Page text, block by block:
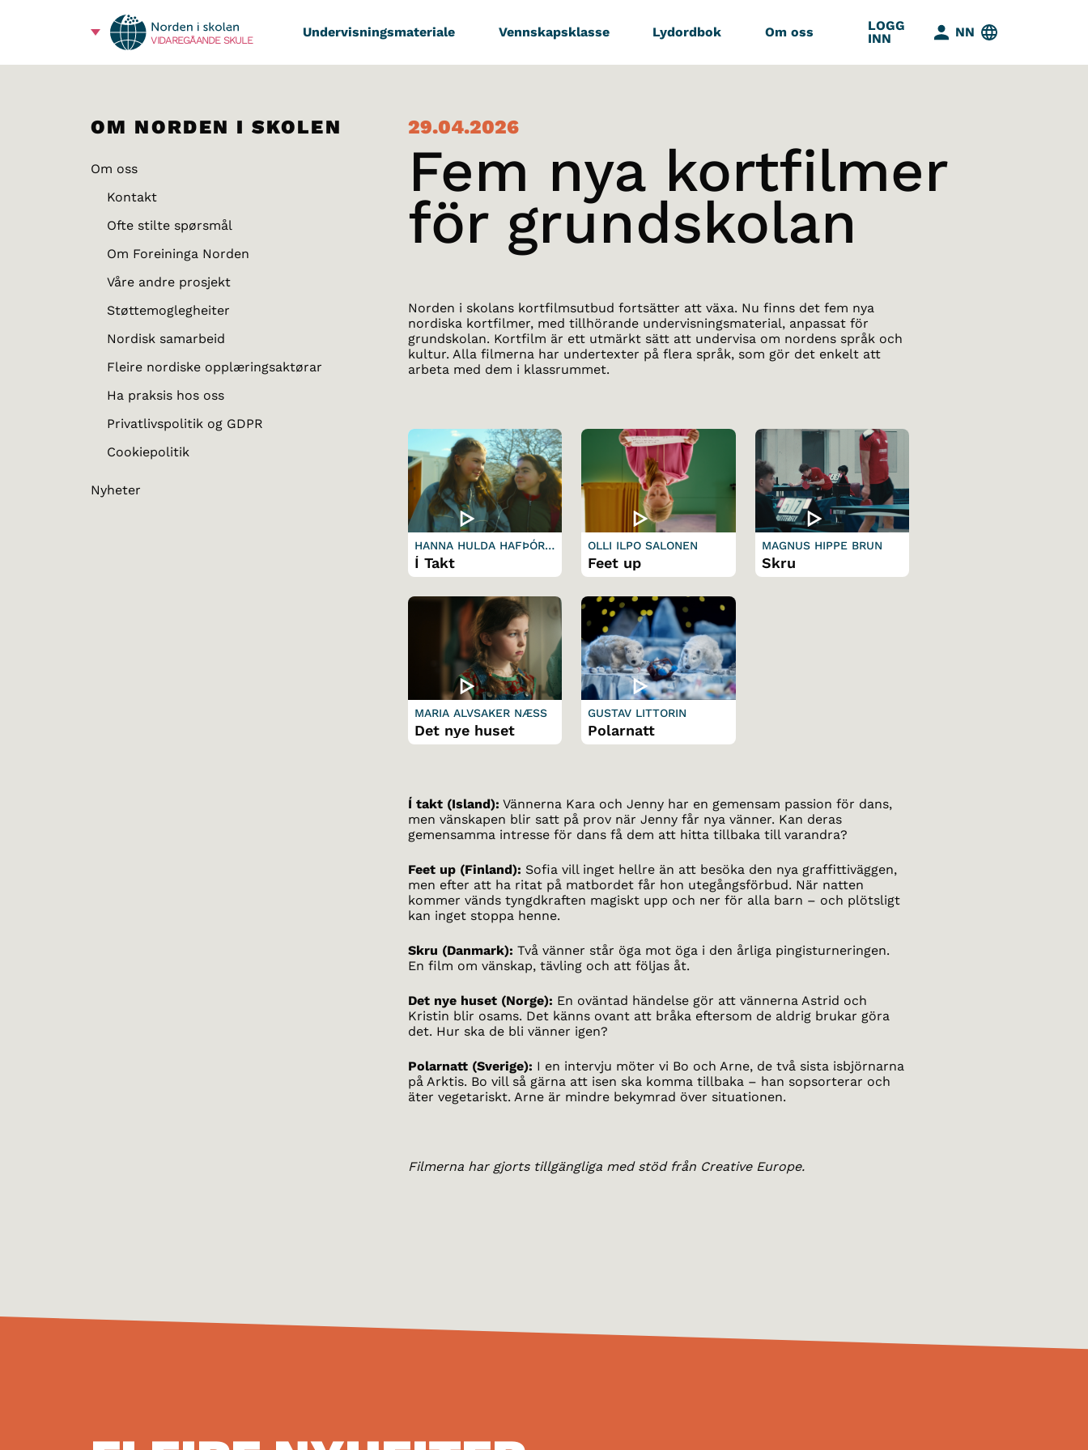
VIDAREGÅANDE SKULE
Undervisningsmateriale Vennskapsklasse Lydordbok Om oss
LOGG
INN
NN
OM NORDEN I SKOLEN
Om oss
Kontakt
Ofte stilte spørsmål
Om Foreininga Norden
Våre andre prosjekt
Støttemoglegheiter
Nordisk samarbeid
Fleire nordiske opplæringsaktørar
Ha praksis hos oss
Privatlivspolitik og GDPR
Cookiepolitik
Nyheter
29.04.2026
Fem nya kortfilmer
för grundskolan
Norden i skolans kortfilmsutbud fortsätter att växa. Nu finns det fem nya
nordiska kortfilmer, med tillhörande undervisningsmaterial, anpassat för
grundskolan. Kortfilm är ett utmärkt sätt att undervisa om nordens språk och
kultur. Alla filmerna har undertexter på flera språk, som gör det enkelt att
arbeta med dem i klassrummet.
HANNA HULDA HAFÞÓRS
DÓTTIR
Í Takt
OLLI ILPO SALONEN
Feet up
MAGNUS HIPPE BRUN
Skru
MARIA ALVSAKER NÆSS
Det nye huset
GUSTAV LITTORIN
Polarnatt
Í takt (Island): Vännerna Kara och Jenny har en gemensam passion för dans,
men vänskapen blir satt på prov när Jenny får nya vänner. Kan deras
gemensamma intresse för dans få dem att hitta tillbaka till varandra?
Feet up (Finland): Sofia vill inget hellre än att besöka den nya graffittiväggen,
men efter att ha ritat på matbordet får hon utegångsförbud. När natten
kommer vänds tyngdkraften magiskt upp och ner för alla barn – och plötsligt
kan inget stoppa henne.
Skru (Danmark): Två vänner står öga mot öga i den årliga pingisturneringen.
En film om vänskap, tävling och att följas åt.
Det nye huset (Norge): En oväntad händelse gör att vännerna Astrid och
Kristin blir osams. Det känns ovant att bråka eftersom de aldrig brukar göra
det. Hur ska de bli vänner igen?
Polarnatt (Sverige): I en intervju möter vi Bo och Arne, de två sista isbjörnarna
på Arktis. Bo vill så gärna att isen ska komma tillbaka – han sopsorterar och
äter vegetariskt. Arne är mindre bekymrad över situationen.
Filmerna har gjorts tillgängliga med stöd från Creative Europe.